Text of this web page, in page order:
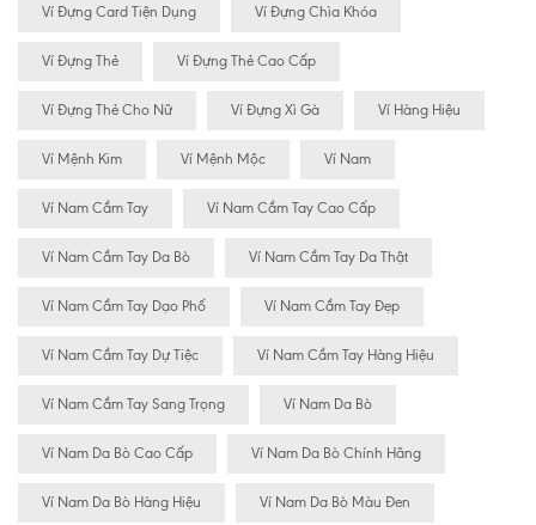
Ví Đựng Card Tiện Dụng Ví Đựng Chìa Khóa
Ví Đựng Thẻ Ví Đựng Thẻ Cao Cấp
Ví Đựng Thẻ Cho Nữ Ví Đựng Xì Gà Ví Hàng Hiệu
Ví Mệnh Kim Ví Mệnh Mộc Ví Nam
Ví Nam Cầm Tay Ví Nam Cầm Tay Cao Cấp
Ví Nam Cầm Tay Da Bò Ví Nam Cầm Tay Da Thật
Ví Nam Cầm Tay Dạo Phố Ví Nam Cầm Tay Đẹp
Ví Nam Cầm Tay Dự Tiệc Ví Nam Cầm Tay Hàng Hiệu
Ví Nam Cầm Tay Sang Trọng Ví Nam Da Bò
Ví Nam Da Bò Cao Cấp Ví Nam Da Bò Chính Hãng
Ví Nam Da Bò Hàng Hiệu Ví Nam Da Bò Màu Đen